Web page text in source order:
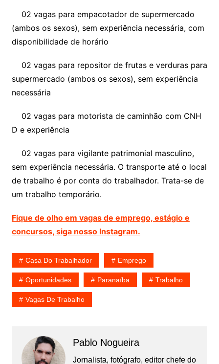
02 vagas para empacotador de supermercado
(ambos os sexos), sem experiência necessária, com
disponibilidade de horário
02 vagas para repositor de frutas e verduras para
supermercado (ambos os sexos), sem experiência
necessária
02 vagas para motorista de caminhão com CNH
D e experiência
02 vagas para vigilante patrimonial masculino,
sem experiência necessária. O transporte até o local
de trabalho é por conta do trabalhador. Trata-se de
um trabalho temporário.
Fique de olho em vagas de emprego, estágio e
concursos, siga nosso Instagram.
Casa Do Trabalhador Emprego
Oportunidades Paranaíba Trabalho
Vagas De Trabalho
Pablo Nogueira
Jornalista, fotógrafo, editor chefe do